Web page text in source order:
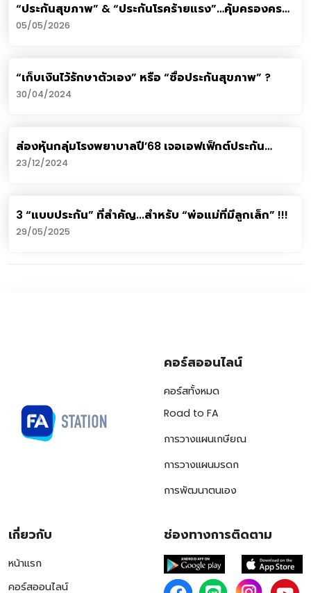
“ประกันสุขภาพ” & “ประกันโรคร้ายแรง”…คุ้มครองครบ
จบทุกความกังวล !!!
05/05/2026
“เก็บเงินไว้รักษาตัวเอง” หรือ “ซื้อประกันสุขภาพ” ?
30/04/2024
ส่องหุ้นกลุ่มโรงพยาบาลปี’68 เจอเอฟเฟ็กต์ประกัน
สุขภาพ “Copay”
23/12/2024
3 “แบบประกัน” ที่สำคัญ...สำหรับ “พ่อแม่ที่มีลูกเล็ก” !!!
29/05/2025
คอร์สออนไลน์
คอร์สทั้งหมด
Road to FA
การวางแผนเกษียณ
การวางแผนมรดก
การพัฒนาตนเอง
เกี่ยวกับ
หน้าแรก
คอร์สออนไลน์
ช่องทางการติดตาม